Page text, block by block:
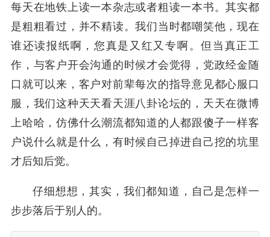
每天在地铁上读一本杂志或者粗读一本书。其实都
是粗粗看过，并不精读。我们当时都嘲笑他，现在
谁还读报纸啊，您真是又红又专啊。但当真正工
作，与客户开会沟通的时候才会觉得，党政经金随
口就可以来，客户对前辈每次的指导意见都心服口
服，我们这种天天看天涯八卦论坛的，天天在微博
上哈哈，仿佛什么潮流都知道的人都跟傻子一样客
户说什么就是什么，有时候自己掉进自己挖的坑里
才后知后觉。
仔细想想，其实，我们都知道，自己是怎样一
步步落后于别人的。